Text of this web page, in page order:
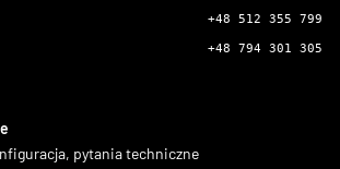
+48 512 355 799
+48 794 301 305
pytania techniczne